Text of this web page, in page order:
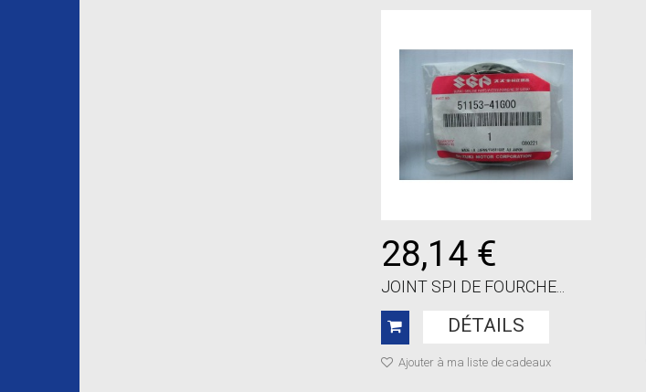
28,14 €
JOINT SPI DE FOURCHE...
DÉTAILS
Ajouter à ma liste de cadeaux